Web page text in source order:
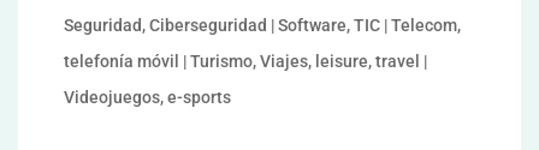
Seguridad, Ciberseguridad | Software, TIC | Telecom,
telefonía móvil | Turismo, Viajes, leisure, travel |
Videojuegos, e-sports